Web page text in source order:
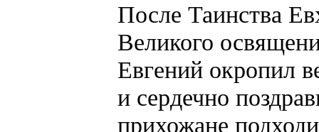
После Таинства
Великого
Евгений окропил
и сердечно
прихожане